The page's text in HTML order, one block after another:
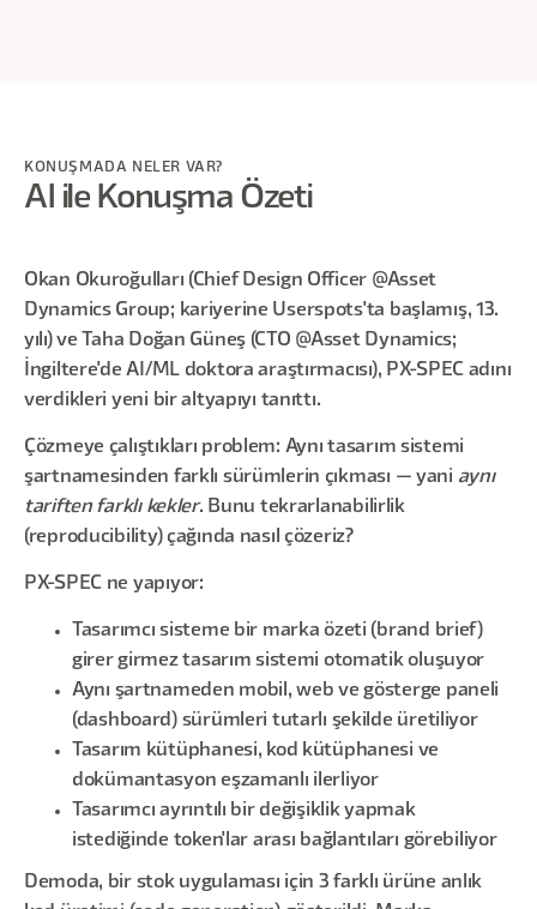
KONUŞMADA NELER VAR?
AI ile Konuşma Özeti
Okan Okuroğulları (Chief Design Officer @Asset
Dynamics Group; kariyerine Userspots'ta başlamış, 13.
yılı) ve Taha Doğan Güneş (CTO @Asset Dynamics;
İngiltere'de AI/ML doktora araştırmacısı), PX-SPEC adını
verdikleri yeni bir altyapıyı tanıttı.
Çözmeye çalıştıkları problem: Aynı tasarım sistemi
şartnamesinden farklı sürümlerin çıkması — yani aynı
tariften farklı kekler. Bunu tekrarlanabilirlik
(reproducibility) çağında nasıl çözeriz?
PX-SPEC ne yapıyor:
Tasarımcı sisteme bir marka özeti (brand brief)
girer girmez tasarım sistemi otomatik oluşuyor
Aynı şartnameden mobil, web ve gösterge paneli
(dashboard) sürümleri tutarlı şekilde üretiliyor
Tasarım kütüphanesi, kod kütüphanesi ve
dokümantasyon eşzamanlı ilerliyor
Tasarımcı ayrıntılı bir değişiklik yapmak
istediğinde token'lar arası bağlantıları görebiliyor
Demoda, bir stok uygulaması için 3 farklı ürüne anlık